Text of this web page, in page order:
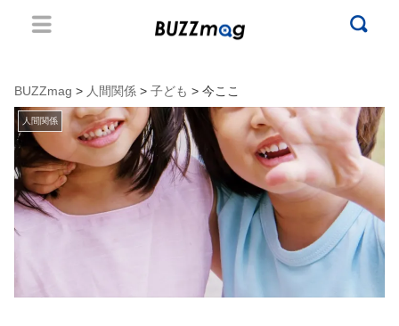
BUZZmag > 人間関係 > 子ども > 今ここ
人間関係